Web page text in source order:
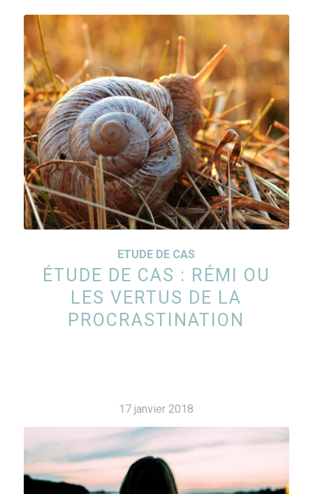
ETUDE DE CAS
ÉTUDE DE CAS : RÉMI OU
LES VERTUS DE LA
PROCRASTINATION
17 janvier 2018